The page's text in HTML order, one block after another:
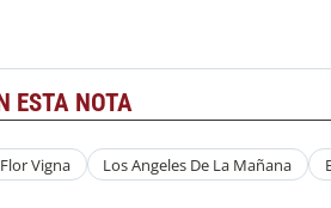
ESTA NOTA
Flor Vigna Los Angeles De La Mañana